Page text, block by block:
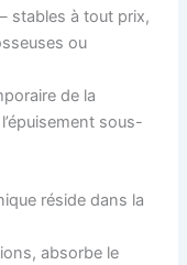
stables à tout prix,
ou
de la
sous-
réside dans la
absorbe le